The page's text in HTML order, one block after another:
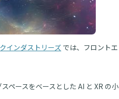
インダストリーズ では、フロント
ペースをベースとした AI と XR の小